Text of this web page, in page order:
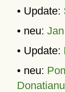
• Update:
• neu:
• Update:
• neu: